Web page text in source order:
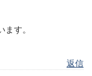
す。
返信